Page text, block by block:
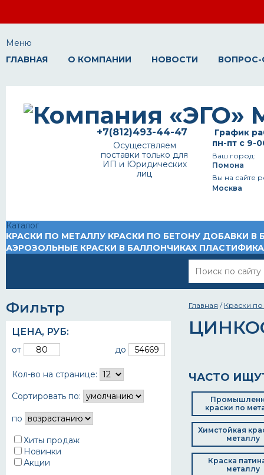
Меню
ГЛАВНАЯ
О КОМПАНИИ НОВОСТИ ВОПРОС-
График
пн-пт с 9-
Ваш город:
Помона
Вы на сайте
Москва
+7(812)493-44-47
Осуществляем
поставки только для
ИП и Юридических
лиц
Каталог
КРАСКИ ПО МЕТАЛЛУ КРАСКИ ПО БЕТОНУ ДОБАВКИ В
АЭРОЗОЛЬНЫЕ КРАСКИ В БАЛЛОНЧИКАХ
Фильтр
ЦЕНА, РУБ:
от до
Кол-во на странице:
Сортировать по:
по
Хиты продаж
Новинки
Акции
Главная / Краски
ЧАСТО
краски по
Химстойкая
металлу
Краска
металлу